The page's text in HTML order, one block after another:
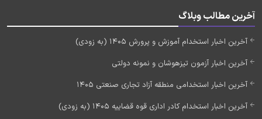
آخرین مطالب وبلاگ
آخرین اخبار استخدام آموزش و پرورش 1405 (به زودی)
آخرین اخبار آزمون تیزهوشان و نمونه دولتی
آخرین اخبار استخدامی منطقه آزاد تجاری صنعتی 1405
آخرین اخبار استخدام کادر اداری قوه قضاییه 1405 (به زودی)